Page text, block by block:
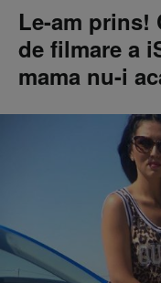
Le-am prins!
de filmare a
mama nu-i